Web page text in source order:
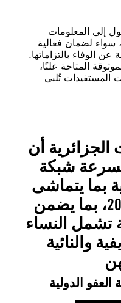
إلى المعلومات
سواء لضمان فعالية
الوفاء بالتزاماتها.
المتاحة علنًا،
المستفيدات تُلبى
أن
شبكة
بما يتماشى
مع مرسوم عام 2004، بما يضمن
تشمل النساء
والنائية
الدولية